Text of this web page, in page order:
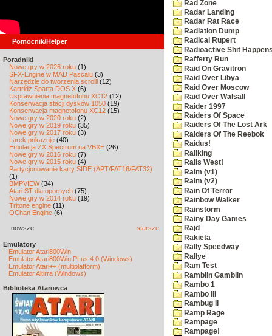
Pomocnik/Helper
Poradniki
Nowe gry w 2026 roku (1)
SFX-Engine w MAD Pascalu (3)
Narzędzie do tworzenia scrolli (12)
Kartridż Sparta DOS X (6)
Usprawnienia magnetofonu XC12 (12)
Konserwacja stacji dysków 1050 (19)
Konserwacja magnetofonu XC12 (15)
Nowe gry w 2020 roku (2)
Nowe gry w 2019 roku (35)
Nowe gry w 2017 roku (3)
Larek pokazuje (40)
Emulacja ZX Spectrum na VBXE (26)
Nowe gry w 2016 roku (7)
Nowe gry w 2015 roku (4)
Partycjonowanie karty SIDE (APT/FAT16/FAT32)
(1)
BMPVIEW(34)
Atari ST dla opornych (75)
Nowe gry w 2014 roku (19)
Tritone engine (11)
QChan Engine (6)
nowsze starsze
Emulatory
Emulator Atari800Win
Emulator Atari800Win PLus 4.0 (Windows)
Emulator Atari++ (multiplatform)
Emulator Altirra (Windows)
Biblioteka Atarowca
Rad Zone
Radar Landing
Radar Rat Race
Radiation Dump
Radical Rupert
Radioactive Shit
Rafferty Run
Raid On Gravitron
Raid Over Libya
Raid Over Moscow
Raid Over Walsall
Raider 1997
Raiders Of Space
Raiders Of The Lost Ark
Raiders Of The Reebok
Raidus!
Railking
Rails West!
Raim (v1)
Raim (v2)
Rain Of Terror
Rainbow Walker
Rainstorm
Rainy Day Games
Rajd
Rakieta
Rally Speedway
Rallye
Ram Test
Ramblin Gamblin
Rambo 1
Rambo III
Rambug II
Ramp Rage
Rampage
Rampage!